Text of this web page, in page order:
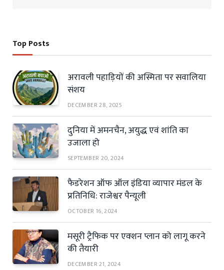
Top Posts
अरावली पहाड़ियों की अस्मिता पर सवालिया
संशय
DECEMBER 28, 2025
दुनिया में अमनचैन, अयुद्ध एवं शांति का
उजाला हो
SEPTEMBER 20, 2024
फैडरेशन ऑफ ऑल इंडिया व्यापार मंडल के
प्रतिनिधि: राजेश्वर पैन्यूली
OCTOBER 16, 2024
मसूरी ट्रैफिक पर एक्शन प्लान को लागू करने
की तैयारी
DECEMBER 21, 2024